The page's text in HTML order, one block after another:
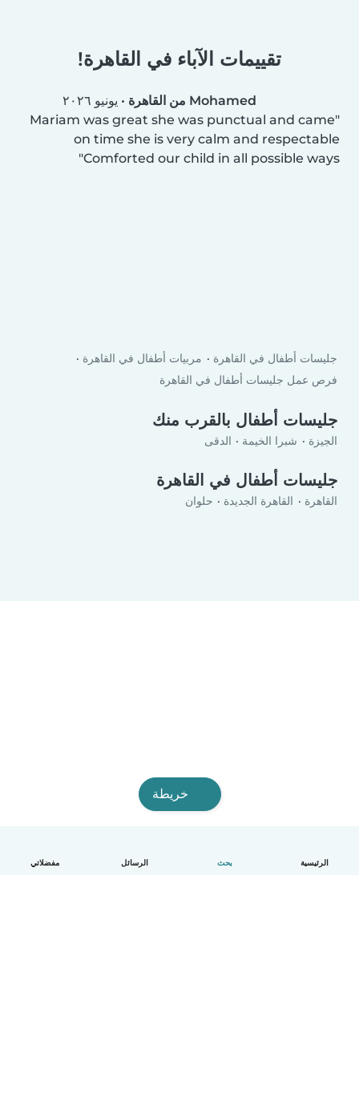
الرئيسية بحث الرسائل مفضلاتي
تقييمات الآباء في القاهرة!
Mohamed من القاهرة • يونيو ٢٠٢٦
Mariam was great she was punctual and came
on time she is very calm and respectable
Comforted our child in all possible ways
جليسات أطفال في القاهرة
مربيات أطفال في القاهرة
فرص عمل جليسات أطفال في القاهرة
جليسات أطفال بالقرب منك
الجيزة شبرا الخيمة الدقى
جليسات أطفال في القاهرة
القاهرة القاهرة الجديدة حلوان
خريطة